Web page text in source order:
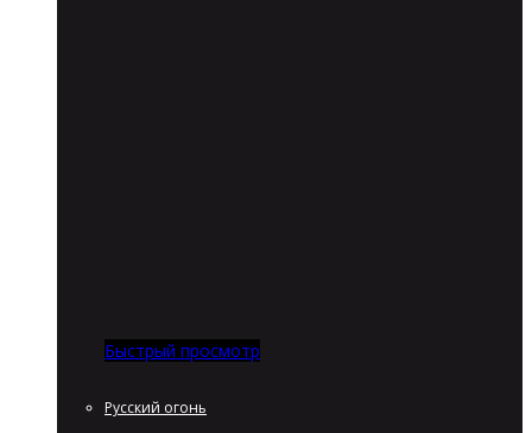
Быстрый просмотр
Русский огонь